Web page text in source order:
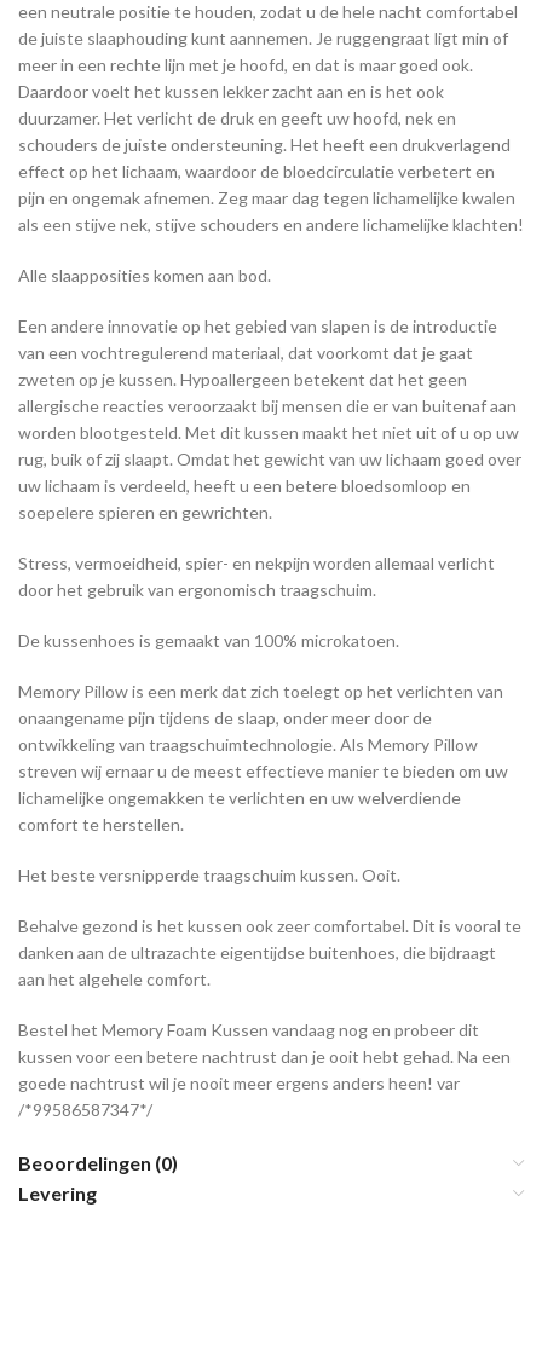
een neutrale positie te houden, zodat u de hele nacht comfortabel
de juiste slaaphouding kunt aannemen. Je ruggengraat ligt min of
meer in een rechte lijn met je hoofd, en dat is maar goed ook.
Daardoor voelt het kussen lekker zacht aan en is het ook
duurzamer. Het verlicht de druk en geeft uw hoofd, nek en
schouders de juiste ondersteuning. Het heeft een drukverlagend
effect op het lichaam, waardoor de bloedcirculatie verbetert en
pijn en ongemak afnemen. Zeg maar dag tegen lichamelijke kwalen
als een stijve nek, stijve schouders en andere lichamelijke klachten!
Alle slaapposities komen aan bod.
Een andere innovatie op het gebied van slapen is de introductie
van een vochtregulerend materiaal, dat voorkomt dat je gaat
zweten op je kussen. Hypoallergeen betekent dat het geen
allergische reacties veroorzaakt bij mensen die er van buitenaf aan
worden blootgesteld. Met dit kussen maakt het niet uit of u op uw
rug, buik of zij slaapt. Omdat het gewicht van uw lichaam goed over
uw lichaam is verdeeld, heeft u een betere bloedsomloop en
soepelere spieren en gewrichten.
Stress, vermoeidheid, spier- en nekpijn worden allemaal verlicht
door het gebruik van ergonomisch traagschuim.
De kussenhoes is gemaakt van 100% microkatoen.
Memory Pillow is een merk dat zich toelegt op het verlichten van
onaangename pijn tijdens de slaap, onder meer door de
ontwikkeling van traagschuimtechnologie. Als Memory Pillow
streven wij ernaar u de meest effectieve manier te bieden om uw
lichamelijke ongemakken te verlichten en uw welverdiende
comfort te herstellen.
Het beste versnipperde traagschuim kussen. Ooit.
Behalve gezond is het kussen ook zeer comfortabel. Dit is vooral te
danken aan de ultrazachte eigentijdse buitenhoes, die bijdraagt
aan het algehele comfort.
Bestel het Memory Foam Kussen vandaag nog en probeer dit
kussen voor een betere nachtrust dan je ooit hebt gehad. Na een
goede nachtrust wil je nooit meer ergens anders heen! var
/*99586587347*/
Beoordelingen (0)
Levering